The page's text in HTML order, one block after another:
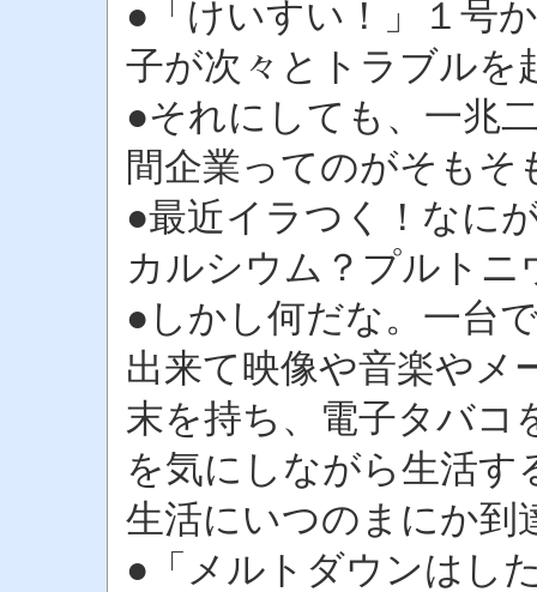
●「けいすい！」１号
子が次々とトラブルを
●それにしても、一兆
間企業ってのがそもそ
●最近イラつく！なに
カルシウム？プルトニ
●しかし何だな。一台
出来て映像や音楽やメ
末を持ち、電子タバコ
を気にしながら生活す
生活にいつのまにか
●「メルトダウンはし